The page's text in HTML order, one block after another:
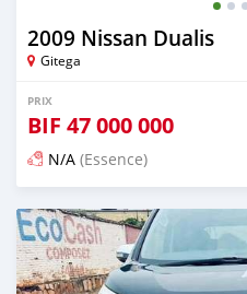
2009 Nissan Dualis
Gitega
PRIX
BIF 47 000 000
N/A (Essence)
Publié il y a 12 mois